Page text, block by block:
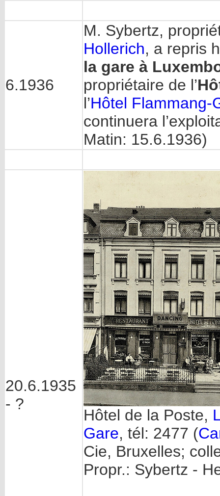
6.1936
M. Sybertz,
Hollerich, a repris
la gare à
propriétaire de l’
l’Hôtel Flammang-
continuera
Matin: 15.6.1936)
20.6.1935
- ?
Hôtel de la Poste,
Gare, tél: 2477 (
Cie, Bruxelles;
Propr.: Sybertz -